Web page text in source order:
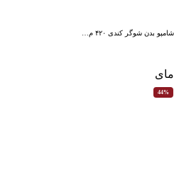
شامپو بدن شوگر کندی ۴۲۰ م…
مای
44%